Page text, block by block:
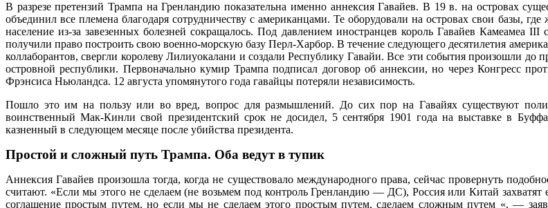
В разрезе претензий Трампа на Гренландию показательна именно аннексия Гавайев. В 19 в. на островах
объединил все племена благодаря сотрудничеству с американцами. Те оборудовали на островах свои базы,
население из-за завезенных болезней сокращалось. Под давлением иностранцев король Гавайев Камеамеа
получили право построить свою военно-морскую базу Перл-Харбор. В течение следующего десятилетия
коллаборантов, свергли королеву Лилиуокалани и создали Республику Гавайи. Все эти события произошли
островной республики. Первоначально кумир Трампа подписал договор об аннексии, но через Конгресс
Фрэнсиса Ньюландса. 12 августа упомянутого года гавайцы потеряли независимость.
Пошло это им на пользу или во вред, вопрос для размышлений. До сих пор на Гавайях существуют
воинственный Мак-Кинли свой президентский срок не досидел, 5 сентября 1901 года на выставке в
казненный в следующем месяце после убийства президента.
Простой и сложный путь Трампа. Оба ведут в тупик
Аннексия Гавайев произошла тогда, когда не существовало международного права, сейчас провернуть
считают. «Если мы этого не сделаем (не возьмем под контроль Гренландию — ДС), Россия или Китай
соглашение простым путем, но если мы не сделаем этого простым путем, сделаем сложным путем «, —